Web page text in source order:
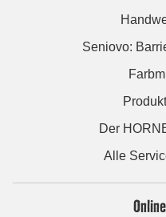
Seniovo:
Der
Alle